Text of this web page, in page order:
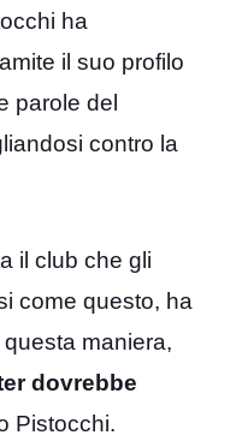
ha
il suo profilo
parole del
contro la
il club che gli
come questo, ha
maniera,
dovrebbe
Pistocchi.